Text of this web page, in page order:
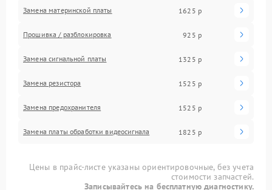
Замена материнской платы 1625 р
Прошивка / разблокировка 925 р
Замена сигнальной платы 1325 р
Замена резистора 1525 р
Замена предохранителя 1525 р
Замена платы обработки видеосигнала 1825 р
Цены в прайс-листе указаны ориентировочные, без учета
стоимости запчастей.
Записывайтесь на бесплатную диагностику.